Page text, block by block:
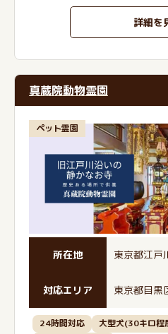
詳細を
真蔵院動物霊園
ペット霊園
所在地 東京都江
対応エリア 東京都目黒
24時間対応 大型犬(30キロ程